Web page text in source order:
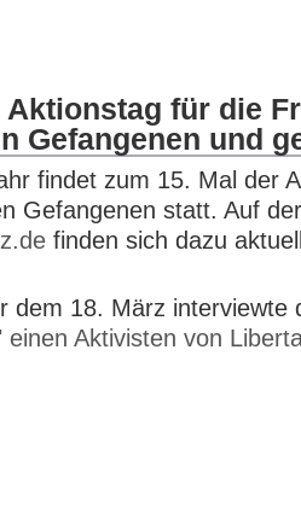
Aktionstag für die
Gefangenen und
findet zum 15. Mal der
Gefangenen statt. Auf
finden sich dazu
dem 18. März interviewte
einen Aktivisten von